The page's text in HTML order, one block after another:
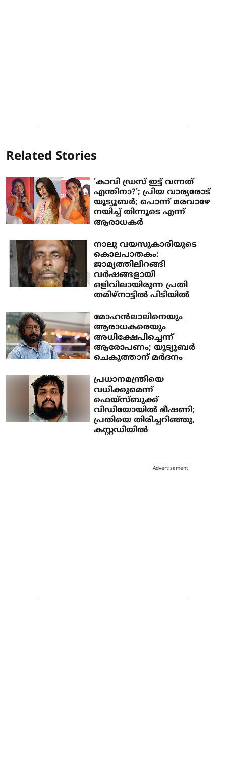
Related Stories
'കാവി ഡ്രസ് ഇട്ട് വന്നത്
എന്തിനാ?'; പ്രിയ വാര്യരോട്
യൂട്യൂബർ; പൊന്ന് മരവാഴേ
നയിച്ച് തിന്നൂടെ എന്ന്
ആരാധകര്‍
നാലു വയസുകാരിയുടെ
കൊലപാതകം:
ജാമ്യത്തിലിറങ്ങി
വർഷങ്ങളായി
ഒളിവിലായിരുന്ന പ്രതി
തമിഴ്‌നാട്ടിൽ പിടിയിൽ
മോഹൻലാലിനെയും
ആരാധകരെയും
അധിക്ഷേപിച്ചെന്ന്
ആരോപണം; യൂട്യൂബർ
ചെകുത്താന് മർദനം
പ്രധാനമന്ത്രിയെ
വധിക്കുമെന്ന്
ഫെയ്സ്ബുക്ക്
വിഡിയോയിൽ ഭീഷണി;
പ്രതിയെ തിരിച്ചറിഞ്ഞു,
കസ്റ്റഡിയിൽ
Advertisement